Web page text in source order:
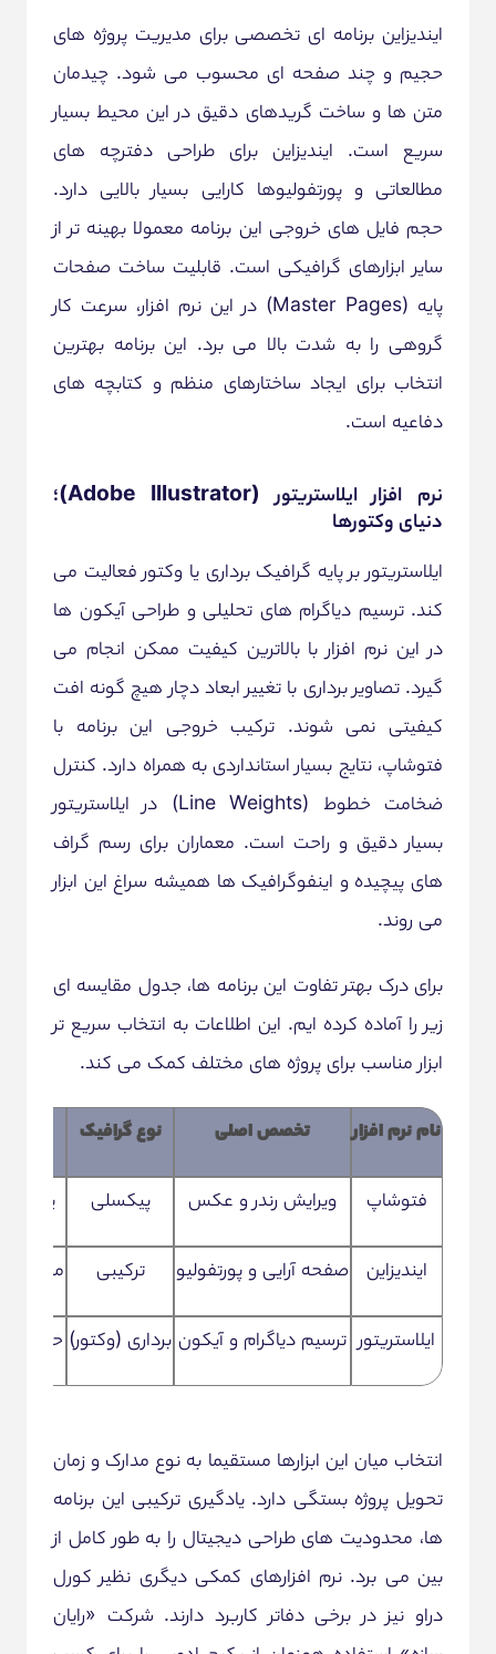
ایندیزاین برنامه ای تخصصی برای مدیریت پروژه های
حجیم و چند صفحه ای محسوب می شود. چیدمان
متن ها و ساخت گریدهای دقیق در این محیط بسیار
سریع است. ایندیزاین برای طراحی دفترچه های
مطالعاتی و پورتفولیوها کارایی بسیار بالایی دارد.
حجم فایل های خروجی این برنامه معمولا بهینه تر از
سایر ابزارهای گرافیکی است. قابلیت ساخت صفحات
پایه (Master Pages) در این نرم افزار، سرعت کار
گروهی را به شدت بالا می برد. این برنامه بهترین
انتخاب برای ایجاد ساختارهای منظم و کتابچه های
دفاعیه است.
نرم افزار ایلاستریتور (Adobe Illustrator)؛
دنیای وکتورها
ایلاستریتور بر پایه گرافیک برداری یا وکتور فعالیت می
کند. ترسیم دیاگرام های تحلیلی و طراحی آیکون ها
در این نرم افزار با بالاترین کیفیت ممکن انجام می
گیرد. تصاویر برداری با تغییر ابعاد دچار هیچ گونه افت
کیفیتی نمی شوند. ترکیب خروجی این برنامه با
فتوشاپ، نتایج بسیار استانداردی به همراه دارد. کنترل
ضخامت خطوط (Line Weights) در ایلاستریتور
بسیار دقیق و راحت است. معماران برای رسم گراف
های پیچیده و اینفوگرافیک ها همیشه سراغ این ابزار
می روند.
برای درک بهتر تفاوت این برنامه ها، جدول مقایسه ای
زیر را آماده کرده ایم. این اطلاعات به انتخاب سریع تر
ابزار مناسب برای پروژه های مختلف کمک می کند.
نام نرم افزار تخصص اصلی نوع گرافیک
فتوشاپ ویرایش رندر و عکس پیکسلی پست
ایندیزاین صفحه آرایی و پورتفولیو ترکیبی
ایلاستریتور ترسیم دیاگرام و آیکون برداری (وکتور) حفظ
انتخاب میان این ابزارها مستقیما به نوع مدارک و زمان
تحویل پروژه بستگی دارد. یادگیری ترکیبی این برنامه
ها، محدودیت های طراحی دیجیتال را به طور کامل از
بین می برد. نرم افزارهای کمکی دیگری نظیر کورل
دراو نیز در برخی دفاتر کاربرد دارند. شرکت «رایان